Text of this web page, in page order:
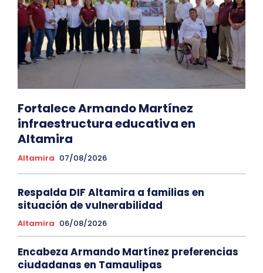
Fortalece Armando Martínez
infraestructura educativa en
Altamira
Altamira 07/08/2026
Respalda DIF Altamira a familias en
situación de vulnerabilidad
Altamira 06/08/2026
Encabeza Armando Martínez preferencias
ciudadanas en Tamaulipas